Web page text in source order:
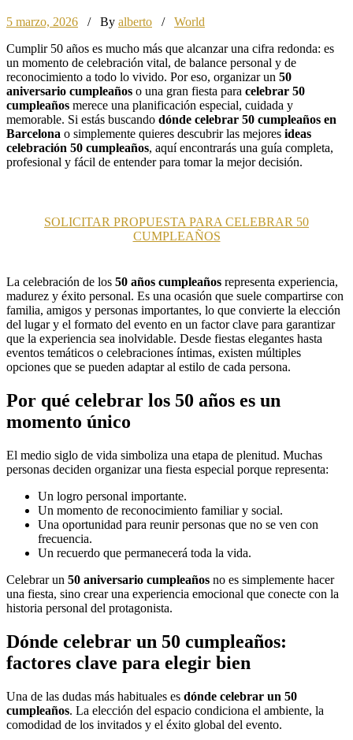
5 marzo, 2026 / By alberto / World
Cumplir 50 años es mucho más que alcanzar una cifra redonda: es
un momento de celebración vital, de balance personal y de
reconocimiento a todo lo vivido. Por eso, organizar un 50
aniversario cumpleaños o una gran fiesta para celebrar 50
cumpleaños merece una planificación especial, cuidada y
memorable. Si estás buscando dónde celebrar 50 cumpleaños en
Barcelona o simplemente quieres descubrir las mejores ideas
celebración 50 cumpleaños, aquí encontrarás una guía completa,
profesional y fácil de entender para tomar la mejor decisión.
SOLICITAR PROPUESTA PARA CELEBRAR 50
CUMPLEAÑOS
La celebración de los 50 años cumpleaños representa experiencia,
madurez y éxito personal. Es una ocasión que suele compartirse con
familia, amigos y personas importantes, lo que convierte la elección
del lugar y el formato del evento en un factor clave para garantizar
que la experiencia sea inolvidable. Desde fiestas elegantes hasta
eventos temáticos o celebraciones íntimas, existen múltiples
opciones que se pueden adaptar al estilo de cada persona.
Por qué celebrar los 50 años es un
momento único
El medio siglo de vida simboliza una etapa de plenitud. Muchas
personas deciden organizar una fiesta especial porque representa:
Un logro personal importante.
Un momento de reconocimiento familiar y social.
Una oportunidad para reunir personas que no se ven con
frecuencia.
Un recuerdo que permanecerá toda la vida.
Celebrar un 50 aniversario cumpleaños no es simplemente hacer
una fiesta, sino crear una experiencia emocional que conecte con la
historia personal del protagonista.
Dónde celebrar un 50 cumpleaños:
factores clave para elegir bien
Una de las dudas más habituales es dónde celebrar un 50
cumpleaños. La elección del espacio condiciona el ambiente, la
comodidad de los invitados y el éxito global del evento.